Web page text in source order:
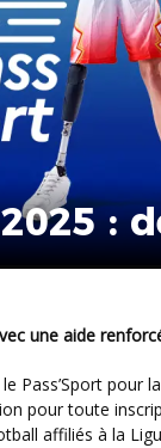
:
une aide
pour toute
affiliés à la